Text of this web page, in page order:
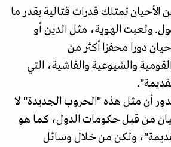
الأحيان تمتلك قدرات قتالية بقدر ما
ولعبت الهوية، مثل الدين أو
دورا محفزا أكثر من
والشيوعية والفاشية، التي
أن مثل هذه "الحروب الجديدة" لا
من قبل حكومات الدول، كما هو
ولكن من خلال وسائل